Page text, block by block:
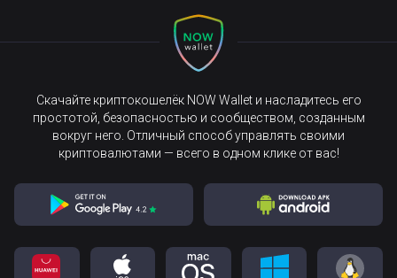
Скачайте криптокошелёк NOW Wallet и насладитесь его
простотой, безопасностью и сообществом, созданным
вокруг него. Отличный способ управлять своими
криптовалютами — всего в одном клике от вас!